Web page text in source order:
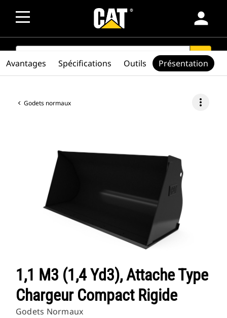
person
SEARCH search
Godets normaux more_vert
1,1 M3 (1,4 Yd3), Attache Type
Chargeur Compact Rigide
Godets Normaux
Avantages Spécifications Outils Présentation